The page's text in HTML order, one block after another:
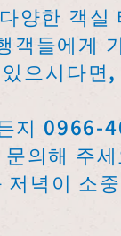
양한 객실
객들에게
으시다면
지 0966-
의해 주
녁이 소